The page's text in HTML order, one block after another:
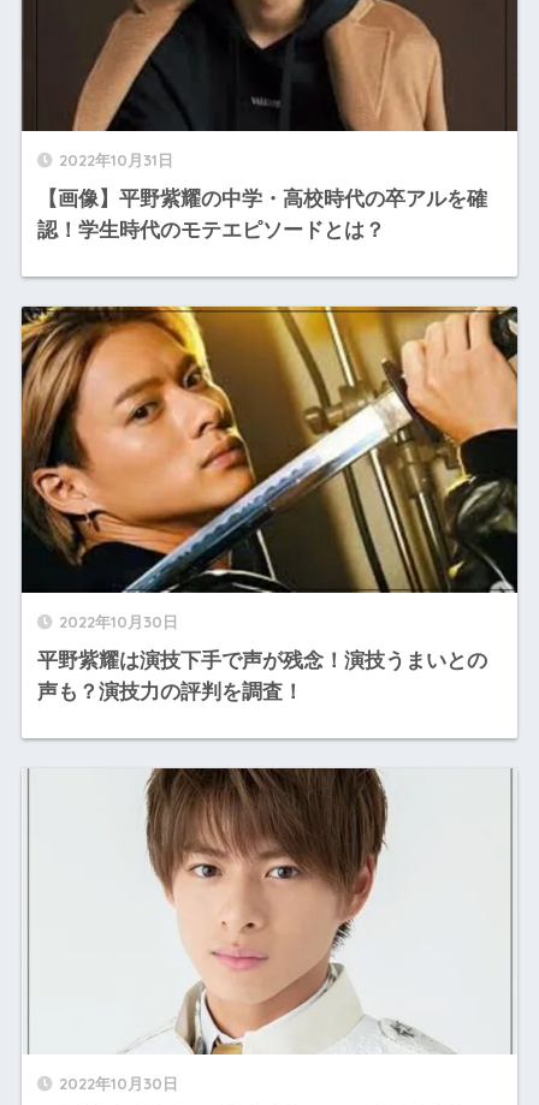
2022年10月31日
【画像】平野紫耀の中学・高校時代の卒アルを確
認！学生時代のモテエピソードとは？
2022年10月30日
平野紫耀は演技下手で声が残念！演技うまいとの
声も？演技力の評判を調査！
2022年10月30日